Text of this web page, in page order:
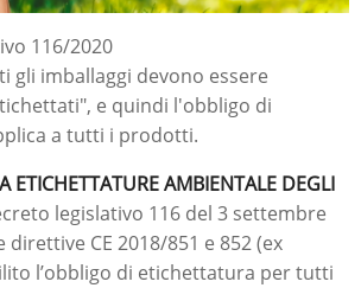
116/2020
gli imballaggi devono essere
e quindi l'obbligo di
a tutti i prodotti.
ETICHETTATURE AMBIENTALE DEGLI
legislativo 116 del 3 settembre
CE 2018/851 e 852 (ex
l’obbligo di etichettatura per tutti